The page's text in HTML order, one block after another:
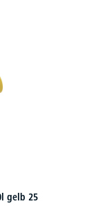
gelb 25